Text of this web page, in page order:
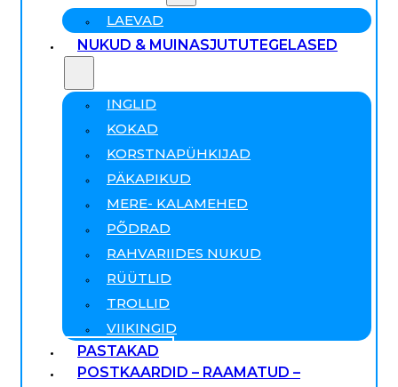
LAEVAD
NUKUD & MUINASJUTUTEGELASED
INGLID
KOKAD
KORSTNAPÜHKIJAD
PÄKAPIKUD
MERE- KALAMEHED
PÕDRAD
RAHVARIIDES NUKUD
RÜÜTLID
TROLLID
VIIKINGID
PASTAKAD
POSTKAARDID – RAAMATUD –